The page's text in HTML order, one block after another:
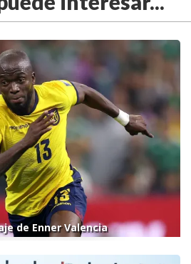
de Enner Valencia